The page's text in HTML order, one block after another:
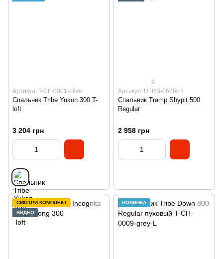
Артикул: T-CF-0001-olive
Спальник Tribe Yukon 300 T-
loft
3 204 грн
9
Артикул: UTRS-062R-R
Спальник Tramp Shypit 500
Regular
2 958 грн
СМОТРИ КОМПЛЕКТ
ВИДЕО
НОВИНКА